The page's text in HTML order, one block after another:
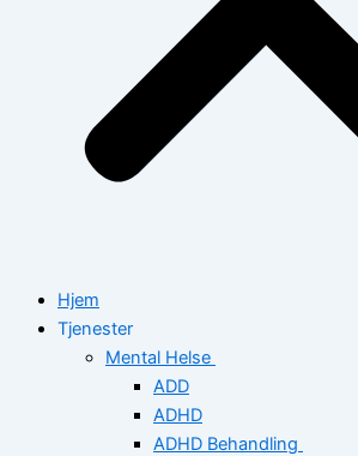
Hjem
Tjenester
Mental Helse
ADD
ADHD
ADHD Behandling